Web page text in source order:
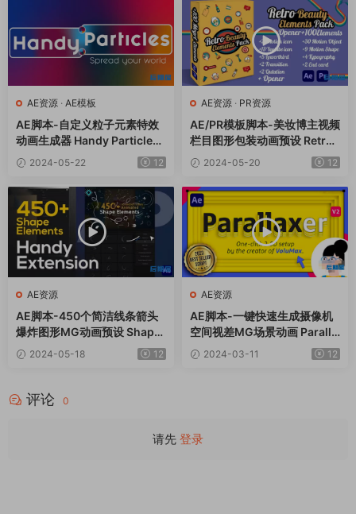
AE资源 · AE模板
AE脚本-自定义粒子元素特效
动画生成器 Handy Particles
V1.0.9+使用教程
2024-05-22 12
AE资源 · PR资源
AE/PR模板脚本-美妆博主视频
栏目图形包装动画预设 Retro
Beauty Elements Pack
2024-05-20 12
AE资源
AE脚本-450个简洁线条箭头
爆炸图形MG动画预设 Shape
Elements Pack
2024-05-18 12
AE资源
AE脚本-一键快速生成摄像机
空间视差MG场景动画 Paralla
xer v3.0+使用教程
2024-03-11 12
评论 0
请先 登录